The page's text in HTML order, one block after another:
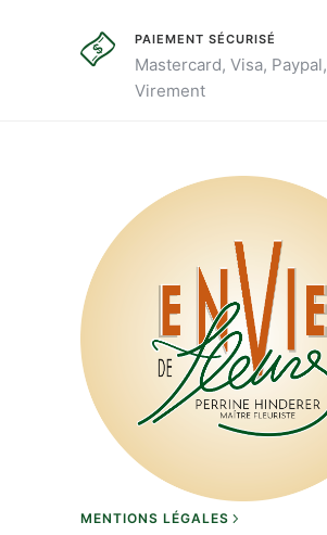
du
produit
PAIEMENT SÉCURISÉ
Mastercard, Visa, Paypal,
Virement
MENTIONS LÉGALES